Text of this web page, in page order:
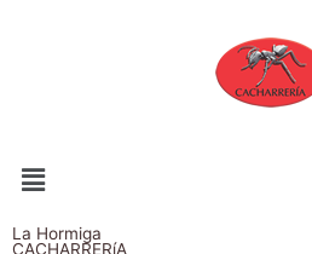
La Hormiga
CACHARRERíA